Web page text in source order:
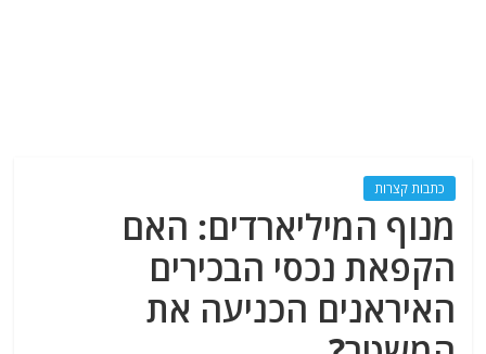
כתבות קצרות
מנוף המיליארדים: האם
הקפאת נכסי הבכירים
האיראנים הכניעה את